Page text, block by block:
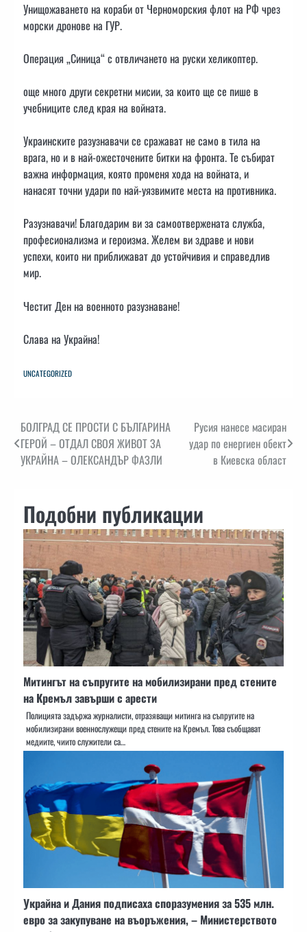
Унищожаването на кораби от Черноморския флот на РФ чрез
морски дронове на ГУР.
Операция „Синица“ с отвличането на руски хеликоптер.
още много други секретни мисии, за които ще се пише в
учебниците след края на войната.
Украинските разузнавачи се сражават не само в тила на
врага, но и в най-ожесточените битки на фронта. Те събират
важна информация, която променя хода на войната, и
нанасят точни удари по най-уязвимите места на противника.
Разузнавачи! Благодарим ви за самоотвержената служба,
професионализма и героизма. Желем ви здраве и нови
успехи, които ни приближават до устойчивия и справедлив
мир.
Честит Ден на военното разузнаване!
Слава на Украйна!
UNCATEGORIZED
Навигация
БОЛГРАД СЕ ПРОСТИ С БЪЛГАРИНА
ГЕРОЙ – ОТДАЛ СВОЯ ЖИВОТ ЗА
УКРАЙНА – ОЛЕКСАНДЪР ФАЗЛИ
Русия нанесе масиран
удар по енергиен обект
в Киевска област
Подобни публикации
Митингът на съпругите на мобилизирани пред стените
на Кремъл завърши с арести
Полицията задържа журналисти, отразяващи митинга на съпругите на
мобилизирани военнослужещи пред стените на Кремъл. Това съобщават
медиите, чиито служители са…
Украйна и Дания подписаха споразумения за 535 млн.
евро за закупуване на въоръжения, – Министерството